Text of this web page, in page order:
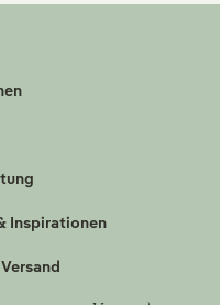
Inspirationen